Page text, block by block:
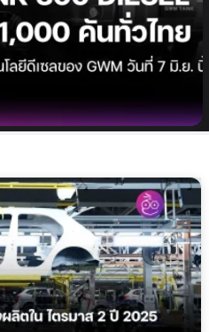
GWM TANK 300
1,000 คันทั่วไทย และ
คโนโลยีดีเซลของ GWM
DIESEL TECH